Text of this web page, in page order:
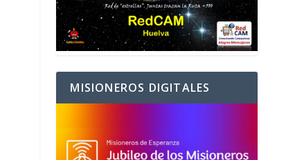
MISIONEROS DIGITALES